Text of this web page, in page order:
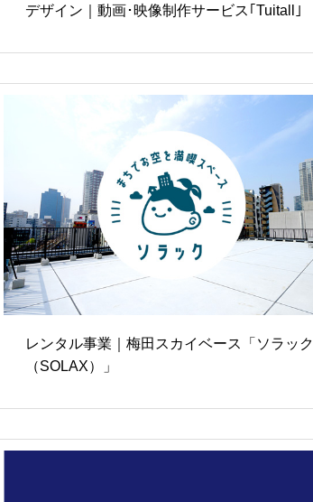
デザイン｜動画･映像制作サービス｢Tuitall｣
レンタル事業｜梅田スカイベース「ソラック
（SOLAX）」